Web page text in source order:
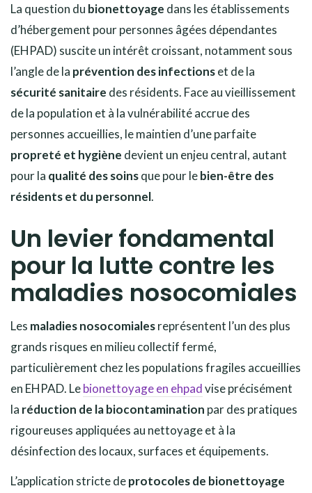
La question du bionettoyage dans les établissements
d’hébergement pour personnes âgées dépendantes
(EHPAD) suscite un intérêt croissant, notamment sous
l’angle de la prévention des infectionset de la
sécurité sanitaire des résidents. Face au vieillissement
de la population et à la vulnérabilité accrue des
personnes accueillies, le maintien d’une parfaite
propreté et hygiène devient un enjeu central, autant
pour la qualité des soinsque pour lebien-être des
résidents et du personnel.
Un levier fondamental
pour la lutte contre les
maladies nosocomiales
Les maladies nosocomialesreprésentent l’un des plus
grands risques en milieu collectif fermé,
particulièrement chez les populations fragiles accueillies
en EHPAD. Lebionettoyage en ehpadvise précisément
la réduction de la biocontamination par des pratiques
rigoureuses appliquées au nettoyage et à la
désinfection des locaux, surfaces et équipements.
L’application stricte deprotocoles de bionettoyage